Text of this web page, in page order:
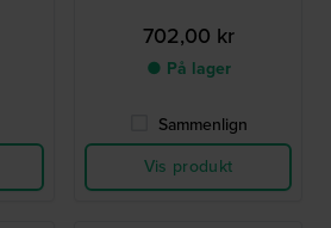
702,00 kr
● På lager
Sammenlign
Vis produkt